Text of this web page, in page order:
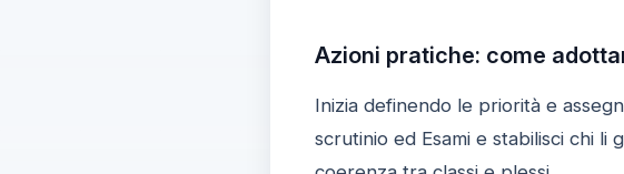
Azioni pratiche: come
Inizia definendo le priorità e
scrutinio ed Esami e stabilisci chi